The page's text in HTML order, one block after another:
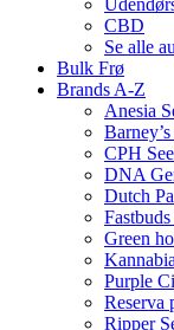
CBD
Se alle
Bulk Frø
Brands A-Z
Anesia
CPH
DNA
Dutch
Fastbuds
Green
Kannabia
Purple
Reserva
Ripper